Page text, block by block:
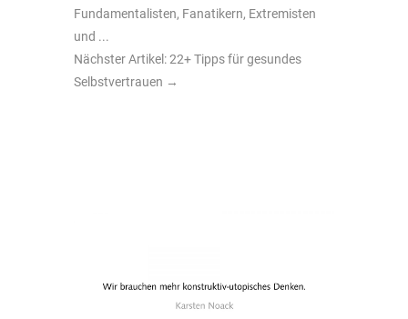
Fundamentalisten, Fanatikern, Extremisten
und ...
Nächster Artikel: 22+ Tipps für gesundes
Selbstvertrauen →